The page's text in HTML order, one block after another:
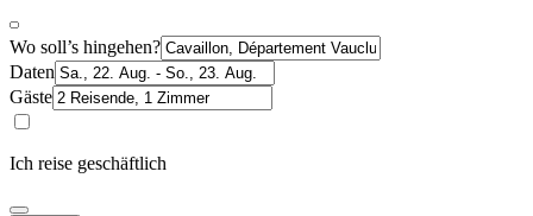
Wo soll’s hingehen?
Daten
Gäste
Ich reise geschäftlich